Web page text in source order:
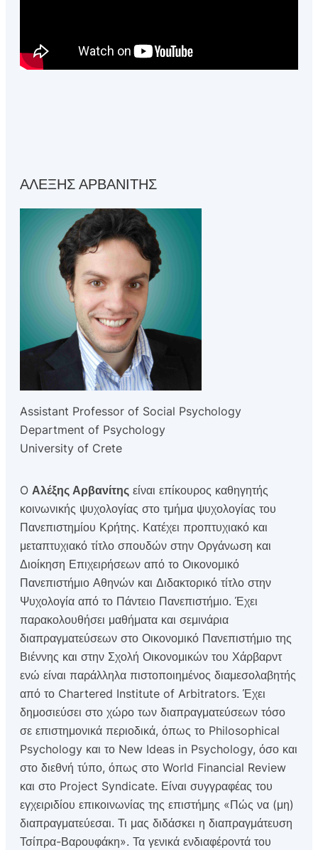
ΑΛΕΞΗΣ ΑΡΒΑΝΙΤΗΣ
Assistant Professor of Social Psychology
Department of Psychology
University of Crete
O Αλέξης Αρβανίτης είναι επίκουρος καθηγητής
κοινωνικής ψυχολογίας στο τμήμα ψυχολογίας του
Πανεπιστημίου Κρήτης. Κατέχει προπτυχιακό και
μεταπτυχιακό τίτλο σπουδών στην Οργάνωση και
Διοίκηση Επιχειρήσεων από το Οικονομικό
Πανεπιστήμιο Αθηνών και Διδακτορικό τίτλο στην
Ψυχολογία από το Πάντειο Πανεπιστήμιο. Έχει
παρακολουθήσει μαθήματα και σεμινάρια
διαπραγματεύσεων στο Οικονομικό Πανεπιστήμιο της
Βιέννης και στην Σχολή Οικονομικών του Χάρβαρντ
ενώ είναι παράλληλα πιστοποιημένος διαμεσολαβητής
από το Chartered Institute of Arbitrators. Έχει
δημοσιεύσει στο χώρο των διαπραγματεύσεων τόσο
σε επιστημονικά περιοδικά, όπως το Philosophical
Psychology και το New Ideas in Psychology, όσο και
στο διεθνή τύπο, όπως στο World Financial Review
και στο Project Syndicate. Είναι συγγραφέας του
εγχειριδίου επικοινωνίας της επιστήμης «Πώς να (μη)
διαπραγματεύεσαι. Τι μας διδάσκει η διαπραγμάτευση
Τσίπρα-Βαρουφάκη». Τα γενικά ενδιαφέροντά του